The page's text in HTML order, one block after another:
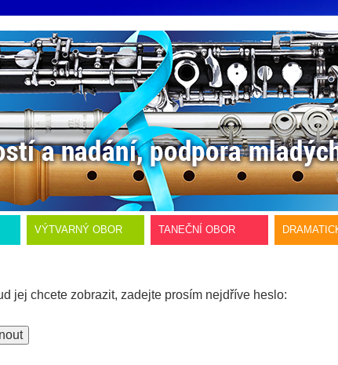
VÝTVARNÝ OBOR TANEČNÍ OBOR
jej chcete zobrazit, zadejte prosím nejdříve heslo: